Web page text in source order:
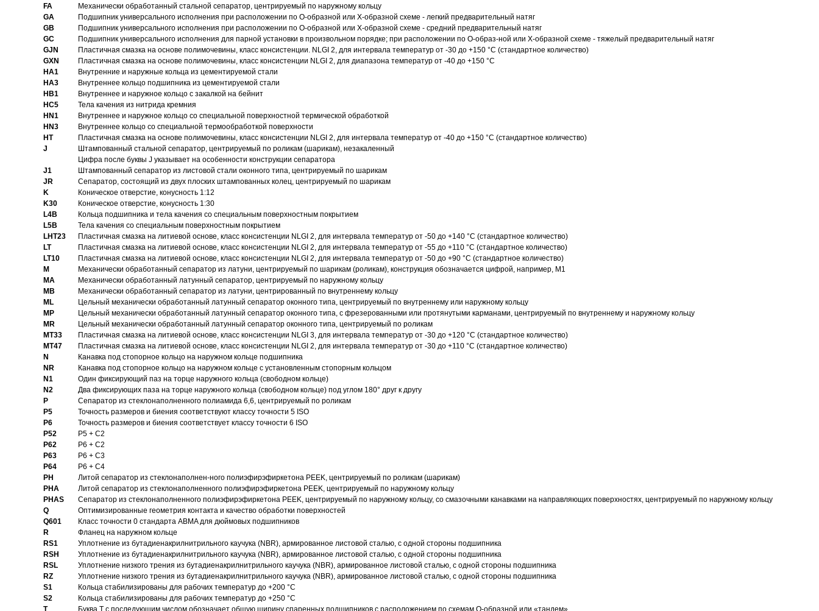
FA
Механически обработанный стальной сепаратор, центрируемый по наружному кольцу
GA
Подшипник универсального исполнения при расположении по О-образной или Х-образной схеме - легкий предварительный натяг
GB
Подшипник универсального исполнения при расположении по О-образной или Х-образной схеме - средний предварительный натяг
GC
Подшипник универсального исполнения для парной установки в произвольном порядке; при расположении по О-образ-ной или Х-образной схеме - тяжелый предварительный натяг
GJN
Пластичная смазка на основе полимочевины, класс консистенции. NLGI 2, для интервала температур от -30 до +150 °C (стандартное количество)
GXN
Пластичная смазка на основе полимочевины, класс консистенции NLGI 2, для диапазона температур от -40 до +150 °C
HA1
Внутренние и наружные кольца из цементируемой стали
HA3
Bнутреннее кольцо подшипника из цементируемой стали
HB1
Bнутреннее и наружное кольцо с закалкой на бейнит
HC5
Тела качения из нитрида кремния
HN1
Bнутреннее и наружное кольцо со специальной поверхностной термической обработкой
HN3
Внутреннее кольцо со специальной термообработкой поверхности
HT
Пластичная смазка на основе полимочевины, класс консистенции NLGI 2, для интервала температур от -40 до +150 °C (стандартное количество)
J
Штампованный стальной сепаратор, центрируемый по роликам (шарикам), незакаленный
Цифра после буквы J указывает на особенности конструкции сепаратора
J1
Штампованный сепаратор из листовой стали оконного типа, центрируемый по шарикам
JR
Сепаратор, состоящий из двух плоских штампованных колец, центрируемый по шарикам
K
Коническое отверстие, конусность 1:12
K30
Коническое отверстие, конусность 1:30
L4B
Кольца подшипника и тела качения со специальным поверхностным покрытием
L5B
Тела качения со специальным поверхностным покрытием
LHT23
Пластичная смазка на литиевой основе, класс консистенции NLGI 2, для интервала температур от -50 до +140 °C (стандартное количество)
LT
Пластичная смазка на литиевой основе, класс консистенции NLGI 2, для интервала температур от -55 до +110 °C (стандартное количество)
LT10
Пластичная смазка на литиевой основе, класс консистенции NLGI 2, для интервала температур от -50 до +90 °C (стандартное количество)
M
Механически обработанный сепаратор из латуни, центрируемый по шарикам (роликам), конструкция обозначается цифрой, например, M1
MA
Механически обработанный латунный сепаратор, центрируемый по наружному кольцу
MB
Механически обработанный сепаратор из латуни, центрированный по внутреннему кольцу
ML
Цельный механически обработанный латунный сепаратор оконного типа, центрируемый по внутреннему или наружному кольцу
MP
Цельный механически обработанный латунный сепаратор оконного типа, с фрезерованными или протянутыми карманами, центрируемый по внутреннему и наружному кольцу
MR
Цельный механически обработанный латунный сепаратор оконного типа, центрируемый по роликам
MT33
Пластичная смазка на литиевой основе, класс консистенции NLGI 3, для интервала температур от -30 до +120 °C (стандартное количество)
MT47
Пластичная смазка на литиевой основе, класс консистенции NLGI 2, для интервала температур от -30 до +110 °C (стандартное количество)
N
Канавка под стопорное кольцо на наружном кольце подшипника
NR
Канавка под стопорное кольцо на наружном кольце с установленным стопорным кольцом
N1
Один фиксирующий паз на торце наружного кольца (свободном кольце)
N2
Два фиксирующих паза на торце наружного кольца (свободном кольце) под углом 180° друг к другу
P
Cепаратор из стеклонаполненного полиамида 6,6, центрируемый по роликам
P5
Точность размеров и биения соответствуют классу точности 5 ISO
P6
Точность размеров и биения соответствует классу точности 6 ISO
P52
P5 + C2
P62
P6 + C2
P63
P6 + C3
P64
P6 + C4
PH
Литой сепаратор из стеклонаполнен-ного полиэфирэфиркетона PEEK, центрируемый по роликам (шарикам)
PHA
Литой сепаратор из стеклонаполненного полиэфирэфиркетона PEEK, центрируемый по наружному кольцу
PHAS
Сепаратор из стеклонаполненного полиэфирэфиркетона PEEK, центрируемый по наружному кольцу, со смазочными канавками на направляющих поверхностях, центрируемый по наружному кольцу
Q
Оптимизированные геометрия контакта и качество обработки поверхностей
Q601
Класс точности 0 стандарта ABMA для дюймовых подшипников
R
Фланец на наружном кольце
RS1
Уплотнение из бутадиенакрилнитрильного каучука (NBR), армированное листовой сталью, с одной стороны подшипника
RSH
Уплотнение из бутадиенакрилнитрильного каучука (NBR), армированное листовой сталью, с одной стороны подшипника
RSL
Уплотнение низкого трения из бутадиенакрилнитрильного каучука (NBR), армированное листовой сталью, с одной стороны подшипника
RZ
Уплотнение низкого трения из бутадиенакрилнитрильного каучука (NBR), армированное листовой сталью, с одной стороны подшипника
S1
Кольца стабилизированы для рабочих температур до +200 °C
S2
Кольца стабилизированы для рабочих температур до +250 °C
T
Буква T с последующим числом обозначает общую ширину спаренных подшипников с расположением по схемам О-образной или «тандем»